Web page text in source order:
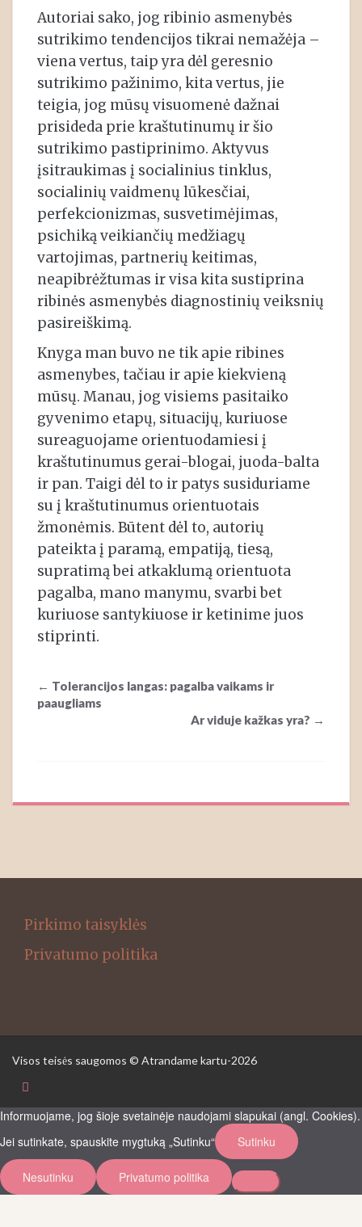
Autoriai sako, jog ribinio asmenybės
sutrikimo tendencijos tikrai nemažėja –
viena vertus, taip yra dėl geresnio
sutrikimo pažinimo, kita vertus, jie
teigia, jog mūsų visuomenė dažnai
prisideda prie kraštutinumų ir šio
sutrikimo pastiprinimo. Aktyvus
įsitraukimas į socialinius tinklus,
socialinių vaidmenų lūkesčiai,
perfekcionizmas, susvetimėjimas,
psichiką veikiančių medžiagų
vartojimas, partnerių keitimas,
neapibrėžtumas ir visa kita sustiprina
ribinės asmenybės diagnostinių veiksnių
pasireiškimą.
Knyga man buvo ne tik apie ribines
asmenybes, tačiau ir apie kiekvieną
mūsų. Manau, jog visiems pasitaiko
gyvenimo etapų, situacijų, kuriuose
sureaguojame orientuodamiesi į
kraštutinumus gerai-blogai, juoda-balta
ir pan. Taigi dėl to ir patys susiduriame
su į kraštutinumus orientuotais
žmonėmis. Būtent dėl to, autorių
pateikta į paramą, empatiją, tiesą,
supratimą bei atkaklumą orientuota
pagalba, mano manymu, svarbi bet
kuriuose santykiuose ir ketinime juos
stiprinti.
Post
navigation
← Tolerancijos langas: pagalba vaikams ir
paaugliams
Ar viduje kažkas yra? →
Pirkimo taisyklės
Privatumo politika
Visos teisės saugomos © Atrandame kartu-2026
Informuojame, jog šioje svetainėje naudojami slapukai (angl. Cookies).
Jei sutinkate, spauskite mygtuką „Sutinku“
Sutinku
Nesutinku Privatumo politika